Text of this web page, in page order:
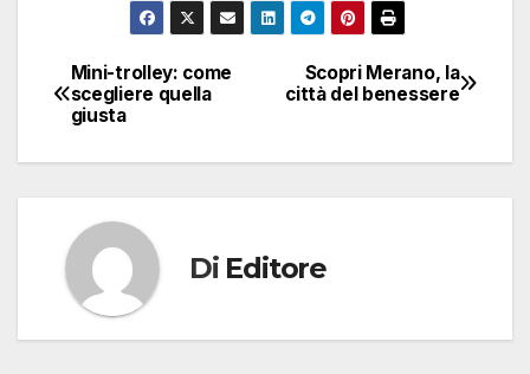
Navigazione
articoli
Scopri Merano, la
città del benessere
Mini-trolley: come
scegliere quella
giusta
Di Editore